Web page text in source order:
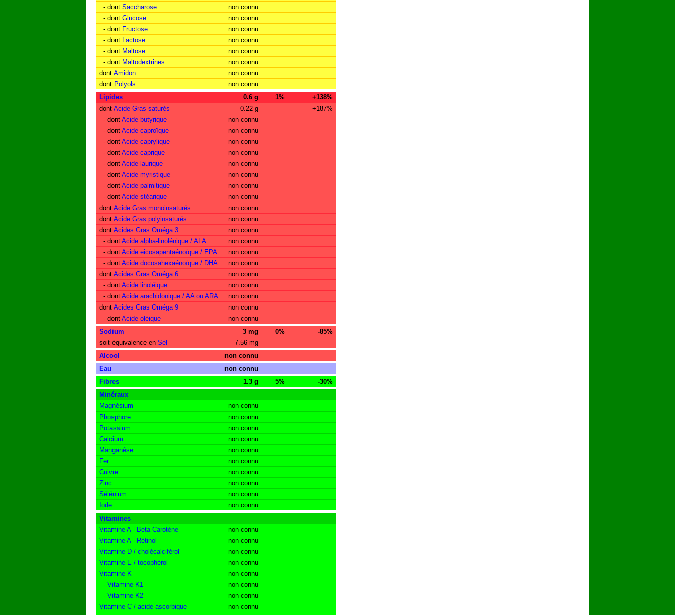
- dont Saccharose
non connu
- dont Glucose
non connu
- dont Fructose
non connu
- dont Lactose
non connu
- dont Maltose
non connu
- dont Maltodextrines
non connu
dont Amidon
non connu
dont Polyols
non connu
Lipides
0.6 g 1%
+138%
dont Acide Gras saturés 0.22 g
+187%
- dont Acide butyrique
non connu
- dont Acide caproïque
non connu
- dont Acide caprylique
non connu
- dont Acide caprique
non connu
- dont Acide laurique
non connu
- dont Acide myristique
non connu
- dont Acide palmitique
non connu
- dont Acide stéarique
non connu
dont Acide Gras monoinsaturés
non connu
dont Acide Gras polyinsaturés
non connu
dont Acides Gras Oméga 3
non connu
- dont Acide alpha-linolénique / ALA
non connu
- dont Acide eicosapentaénoïque / EPA
non connu
- dont Acide docosahexaénoïque / DHA
non connu
dont Acides Gras Oméga 6
non connu
- dont Acide linoléique
non connu
- dont Acide arachidonique / AA ou ARA
non connu
dont Acides Gras Oméga 9
non connu
- dont Acide oléique
non connu
Sodium
3 mg 0%
-85%
soit équivalence en Sel
7.56 mg
Alcool
non connu
Eau
non connu
Fibres
1.3 g 5%
-30%
Minéraux
Magnésium
non connu
Phosphore
non connu
Potassium
non connu
Calcium
non connu
Manganèse
non connu
Fer
non connu
Cuivre
non connu
Zinc
non connu
Sélénium
non connu
Iode
non connu
Vitamines
Vitamine A - Beta-Carotène
non connu
Vitamine A - Rétinol
non connu
Vitamine D / cholécalciférol
non connu
Vitamine E / tocophérol
non connu
Vitamine K
non connu
- Vitamine K1
non connu
- Vitamine K2
non connu
Vitamine C / acide ascorbique
non connu